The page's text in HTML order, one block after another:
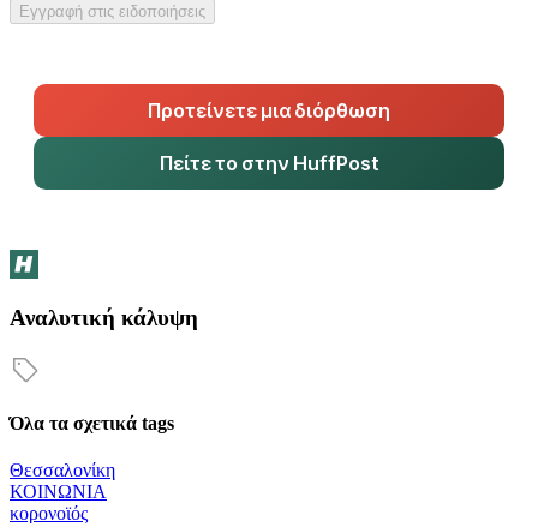
Εγγραφή στις ειδοποιήσεις
Προτείνετε μια διόρθωση
Πείτε το στην HuffPost
Αναλυτική κάλυψη
Όλα τα σχετικά tags
Θεσσαλονίκη
ΚΟΙΝΩΝΙΑ
κορονοϊός